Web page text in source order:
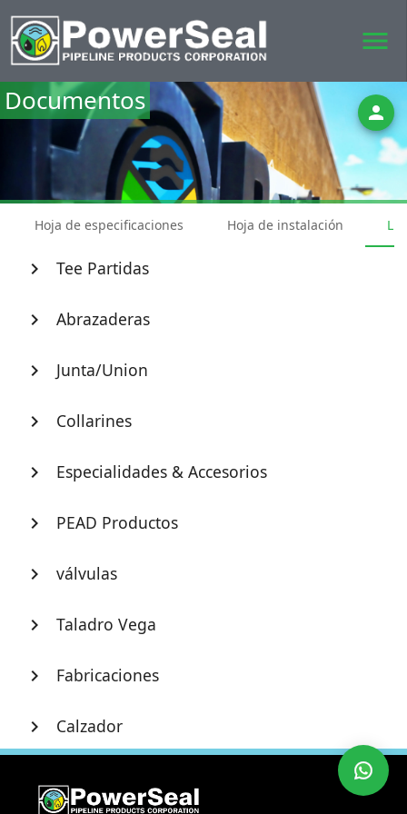
menu
person
Documentos
Hoja de especificaciones Hoja de instalación
chevron_right Tee Partidas
chevron_right Abrazaderas
chevron_right Junta/Union
chevron_right Collarines
chevron_right Especialidades & Accesorios
chevron_right PEAD Productos
chevron_right válvulas
chevron_right Taladro Vega
chevron_right Fabricaciones
chevron_right Calzador